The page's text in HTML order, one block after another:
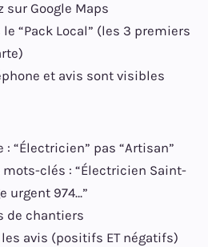
sur Google Maps
“Pack Local” (les 3 premiers
et avis sont visibles
: “Électricien” pas “Artisan”
clés : “Électricien Saint-
urgent 974…”
de chantiers
avis (positifs ET négatifs)